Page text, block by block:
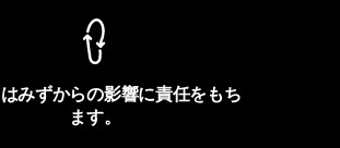
みずからの影響に責任をもち
ます。